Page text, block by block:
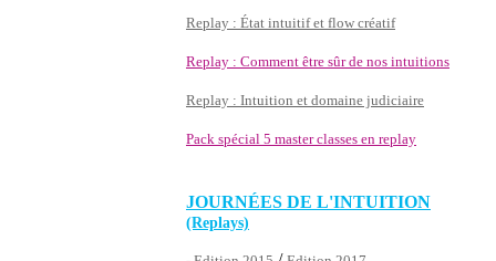
Replay : État intuitif et flow créatif
Replay : Comment être sûr de nos intuitions
Replay : Intuition et domaine judiciaire
Pack spécial 5 master classes en replay
JOURNÉES DE L'INTUITION
(Replays)